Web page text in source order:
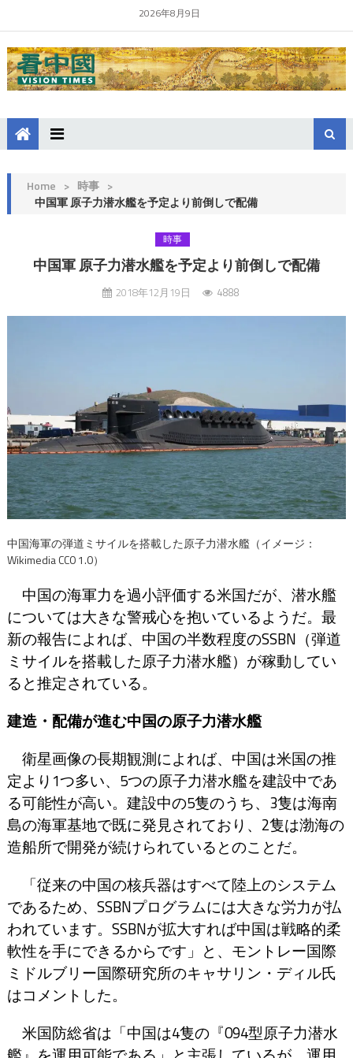
2026年8月9日
Home > 時事 >
中国軍 原子力潜水艦を予定より前倒しで配備
時事
中国軍 原子力潜水艦を予定より前倒しで配備
2018年12月19日 4888
中国海軍の弾道ミサイルを搭載した原子力潜水艦（イメージ：
Wikimedia CC0 1.0）
中国の海軍力を過小評価する米国だが、潜水艦
については大きな警戒心を抱いているようだ。最
新の報告によれば、中国の半数程度のSSBN（弾道
ミサイルを搭載した原子力潜水艦）が稼動してい
ると推定されている。
建造・配備が進む中国の原子力潜水艦
衛星画像の長期観測によれば、中国は米国の推
定より1つ多い、5つの原子力潜水艦を建設中であ
る可能性が高い。建設中の5隻のうち、3隻は海南
島の海軍基地で既に発見されており、2隻は渤海の
造船所で開発が続けられているとのことだ。
「従来の中国の核兵器はすべて陸上のシステム
であるため、SSBNプログラムには大きな労力が払
われています。SSBNが拡大すれば中国は戦略的柔
軟性を手にできるからです」と、モントレー国際
ミドルブリー国際研究所のキャサリン・ディル氏
はコメントした。
米国防総省は「中国は4隻の『094型原子力潜水